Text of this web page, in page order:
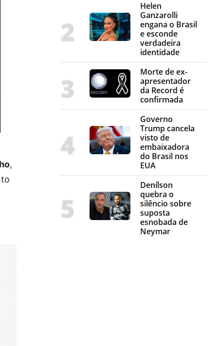
,
Helen
Ganzarolli
engana o Brasil
e esconde
verdadeira
identidade
Morte de ex-
apresentador
da Record é
confirmada
Governo
Trump cancela
visto de
embaixadora
do Brasil nos
EUA
Denílson
quebra o
silêncio sobre
suposta
esnobada de
Neymar